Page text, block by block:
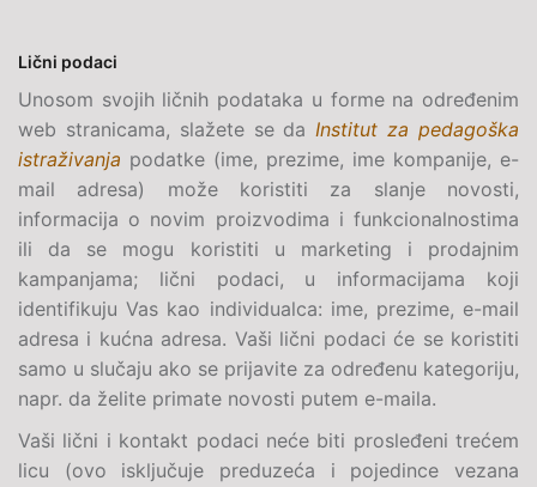
Lični podaci
Unosom svojih ličnih podataka u forme na određenim
web stranicama, slažete se daInstitut za pedagoška
istraživanja podatke (ime, prezime, ime kompanije, e-
mail adresa) može koristiti za slanje novosti,
informacija o novim proizvodima i funkcionalnostima
ili da se mogu koristiti u marketing i prodajnim
kampanjama; lični podaci, u informacijama koji
identifikuju Vas kao individualca: ime, prezime, e-mail
adresa i kućna adresa. Vaši lični podaci će se koristiti
samo u slučaju ako se prijavite za određenu kategoriju,
napr. da želite primate novosti putem e-maila.
Vaši lični i kontakt podaci neće biti prosleđeni trećem
licu (ovo isključuje preduzeća i pojedince vezana